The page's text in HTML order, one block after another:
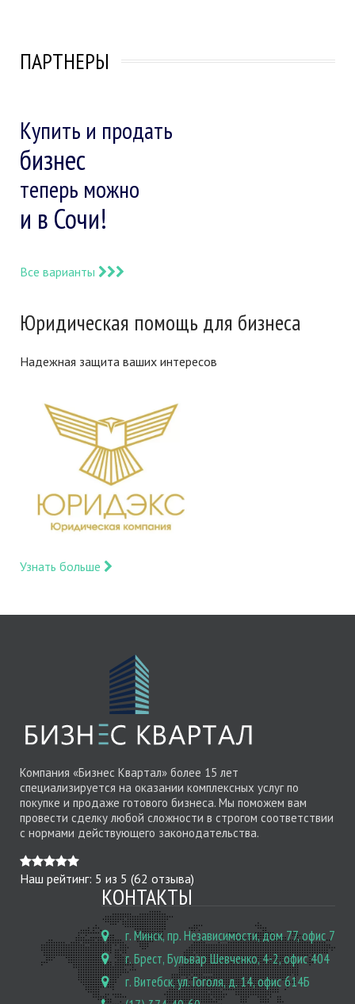
ПАРТНЕРЫ
Купить и продать
бизнес
теперь можно
и в Сочи!
Все варианты
Юридическая помощь для бизнеса
Надежная защита ваших интересов
Узнать больше
Компания «Бизнес Квартал» более 15 лет
специализируется на оказании комплексных услуг по
покупке и продаже готового бизнеса. Мы поможем вам
провести сделку любой сложности в строгом соответствии
с нормами действующего законодательства.
Наш рейтинг: 5 из 5 (62 отзыва)
КОНТАКТЫ
г. Минск, пр. Независимости, дом 77, офис 7
г. Брест, Бульвар Шевченко, 4-2, офис 404
г. Витебск, ул. Гоголя, д. 14, офис 614Б